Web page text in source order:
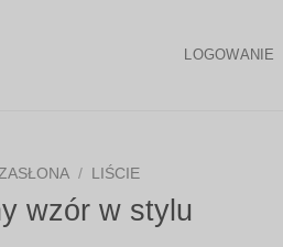
LOGOWANIE
/ LIŚCIE
wzór w stylu